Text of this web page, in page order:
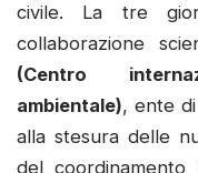
civile. La tre
collaborazione
(Centro
ambientale), ente
alla stesura delle
del